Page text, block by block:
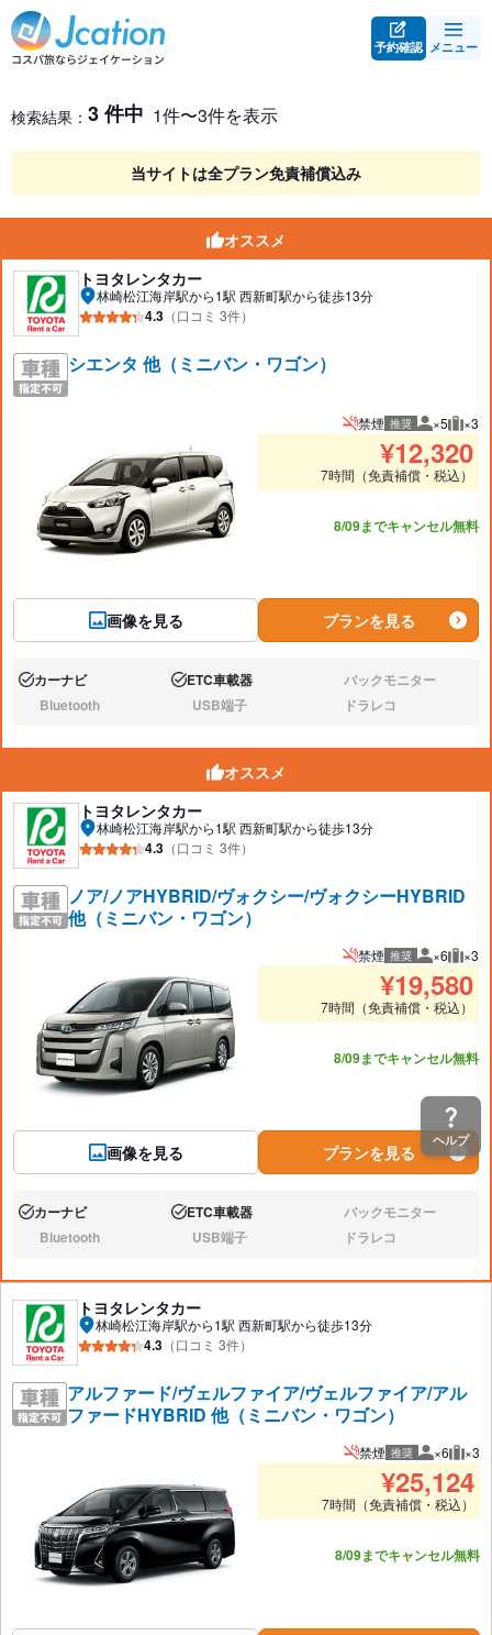
予約確認 メニュー
レンタカー検索・比較
レンタカー検索結果
検索結果： 3 件中 1件〜3件を表示
当サイトは全プラン免責補償込み
オススメ
トヨタレンタカー
林崎松江海岸駅から1駅 西新町駅から徒歩13分
4.3 （口コミ 3件）
シエンタ 他（ミニバン・ワゴン）
画像を見る
禁煙 推奨 推奨人数
×5 推奨
×3
¥12,320
7時間（免責補償・税込）
8/09までキャンセル無料
プランを見る
あり:カーナビ あり:ETC車載器 なし:バックモニター
なし:Bluetooth なし:USB端子 なし:ドラレコ
オススメ
トヨタレンタカー
林崎松江海岸駅から1駅 西新町駅から徒歩13分
4.3 （口コミ 3件）
ノア/ノアHYBRID/ヴォクシー/ヴォクシーHYBRID
他（ミニバン・ワゴン）
画像を見る
禁煙 推奨 推奨人数
×6 推奨
×3
¥19,580
7時間（免責補償・税込）
8/09までキャンセル無料
プランを見る
あり:カーナビ あり:ETC車載器 なし:バックモニター
なし:Bluetooth なし:USB端子 なし:ドラレコ
トヨタレンタカー
林崎松江海岸駅から1駅 西新町駅から徒歩13分
4.3 （口コミ 3件）
アルファード/ヴェルファイア/ヴェルファイア/アル
ファードHYBRID 他（ミニバン・ワゴン）
禁煙 推奨 推奨人数
×6 推
×3
¥25,124
7時間（免責補償・税込）
8/09までキャンセル無料
ヘルプ